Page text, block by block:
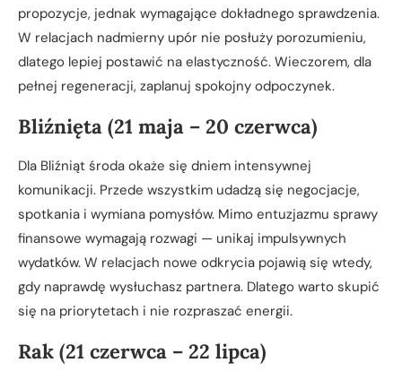
propozycje, jednak wymagające dokładnego sprawdzenia.
W relacjach nadmierny upór nie posłuży porozumieniu,
dlatego lepiej postawić na elastyczność. Wieczorem, dla
pełnej regeneracji, zaplanuj spokojny odpoczynek.
Bliźnięta (21 maja – 20 czerwca)
Dla Bliźniąt środa okaże się dniem intensywnej
komunikacji. Przede wszystkim udadzą się negocjacje,
spotkania i wymiana pomysłów. Mimo entuzjazmu sprawy
finansowe wymagają rozwagi — unikaj impulsywnych
wydatków. W relacjach nowe odkrycia pojawią się wtedy,
gdy naprawdę wysłuchasz partnera. Dlatego warto skupić
się na priorytetach i nie rozpraszać energii.
Rak (21 czerwca – 22 lipca)